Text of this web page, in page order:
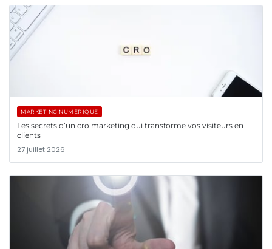
MARKETING NUMÉRIQUE
Les secrets d’un cro marketing qui transforme vos visiteurs en
clients
27 juillet 2026